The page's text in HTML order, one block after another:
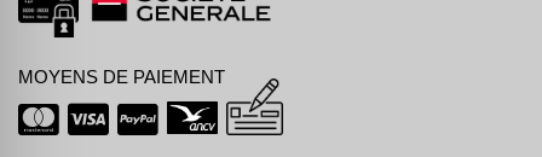
MOYENS DE PAIEMENT